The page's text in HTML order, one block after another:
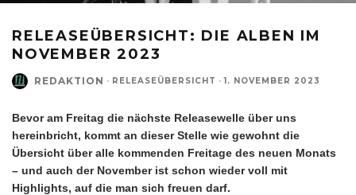
RELEASEÜBERSICHT: DIE ALBEN IM
NOVEMBER 2023
REDAKTION · RELEASEÜBERSICHT · 1. NOVEMBER 2023
Bevor am Freitag die nächste Releasewelle über uns
hereinbricht, kommt an dieser Stelle wie gewohnt die
Übersicht über alle kommenden Freitage des neuen Monats
– und auch der November ist schon wieder voll mit
Highlights, auf die man sich freuen darf.